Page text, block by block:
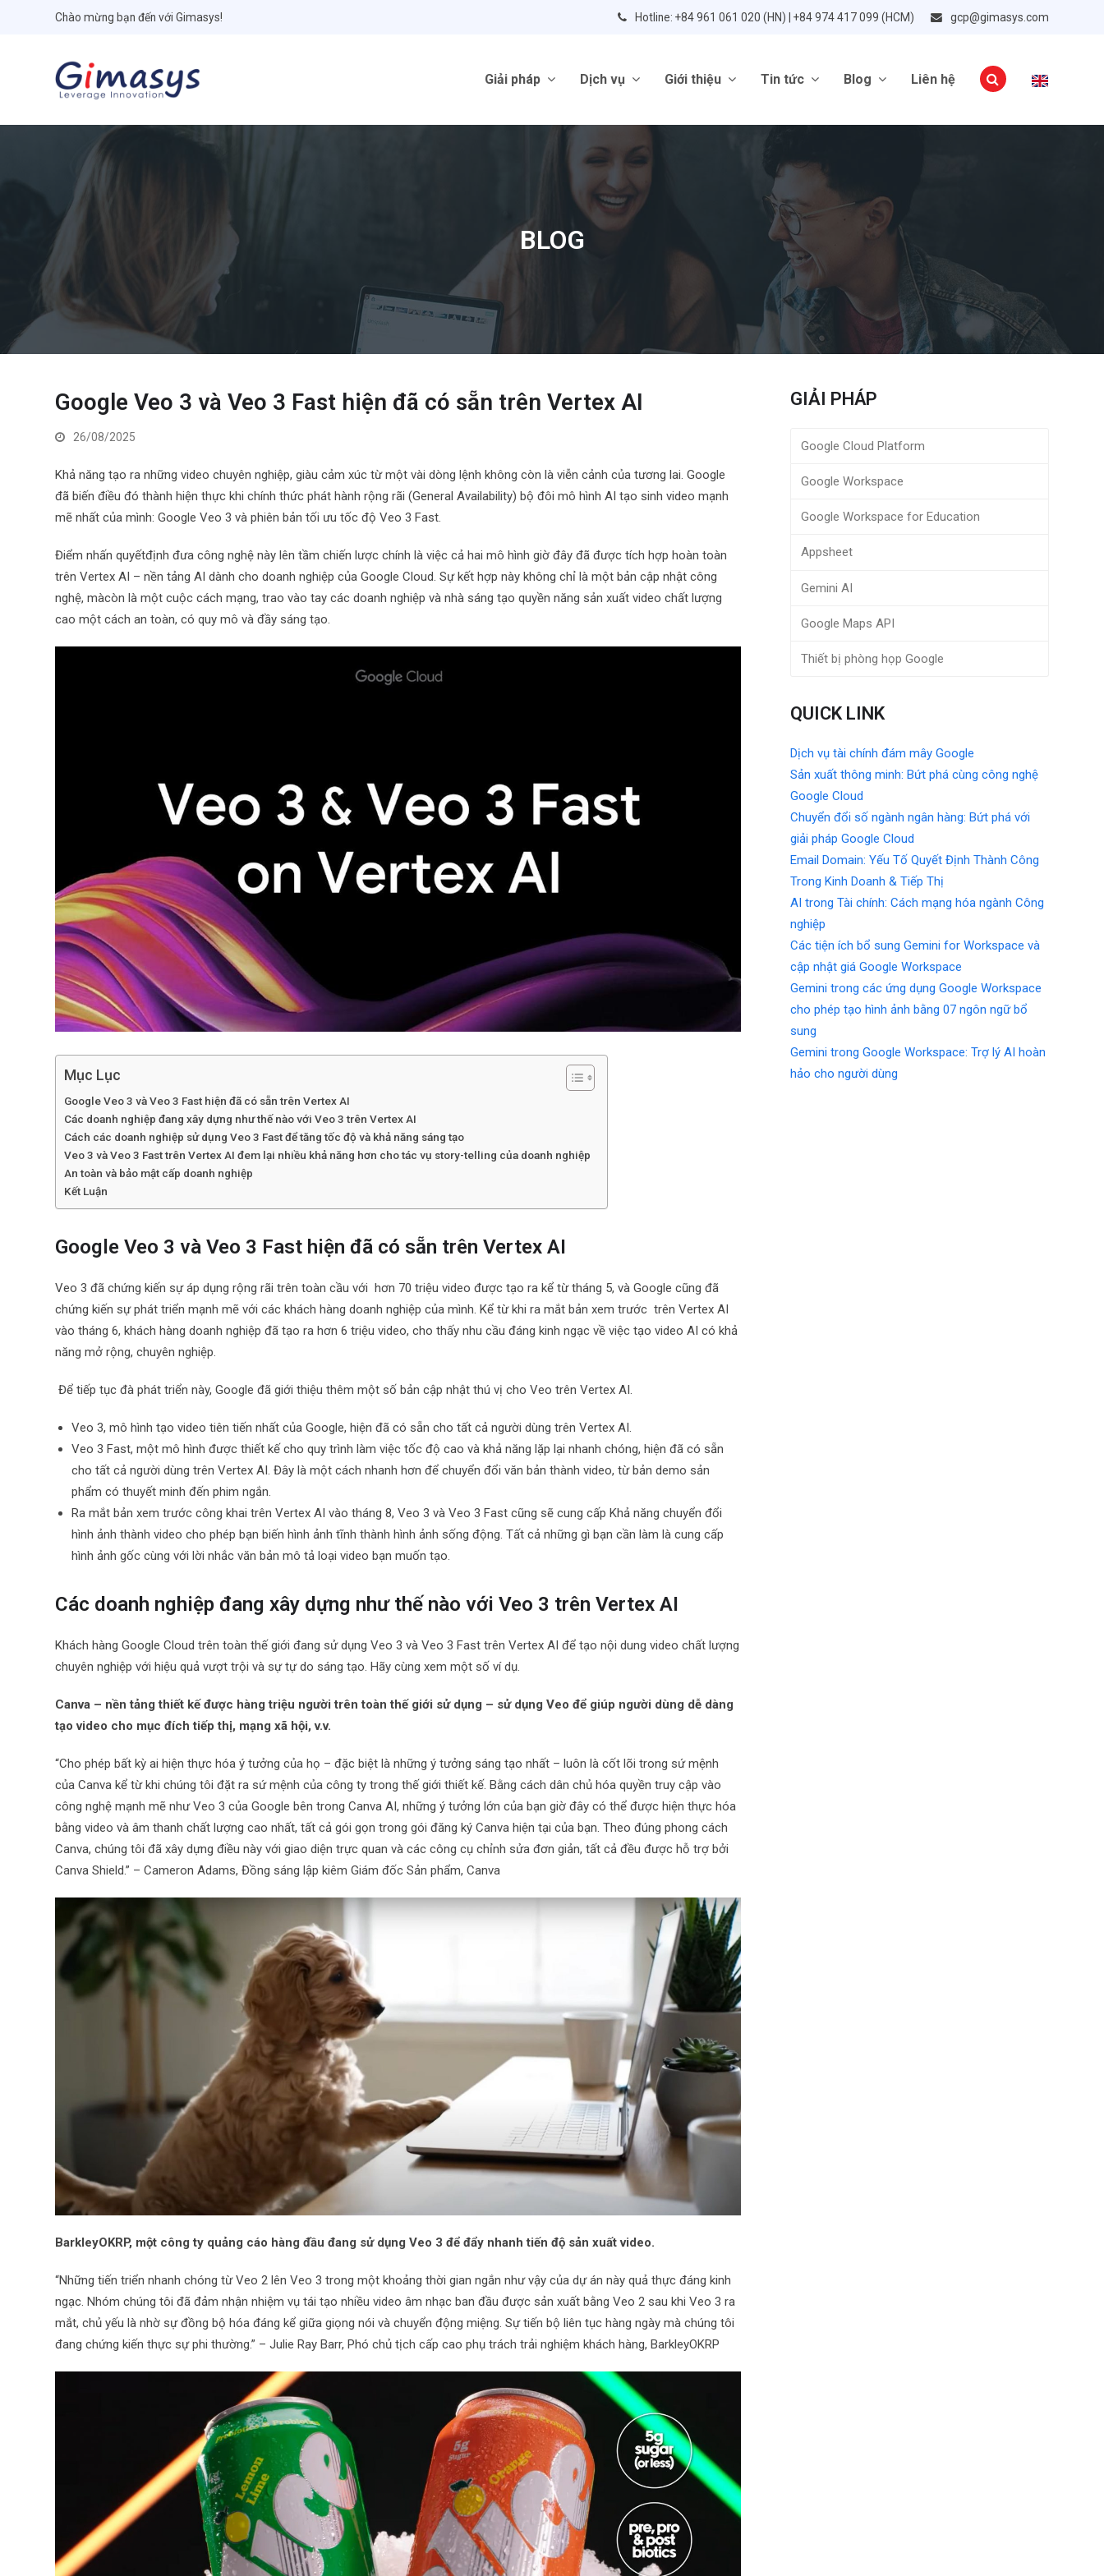
Chào mừng bạn đến với Gimasys! Hotline: +84 961 061 020 (HN) | +84 974 417 099 (HCM) gcp@gimasys.com
Giải pháp Dịch vụ Giới thiệu Tin tức Blog Liên hệ
BLOG
Google Veo 3 và Veo 3 Fast hiện đã có sẵn trên Vertex AI
26/08/2025
Khả năng tạo ra những video chuyên nghiệp, giàu cảm xúc từ một vài dòng lệnh không còn là viễn cảnh của tương lai. Google
đã biến điều đó thành hiện thực khi chính thức phát hành rộng rãi (General Availability) bộ đôi mô hình AI tạo sinh video mạnh
mẽ nhất của mình: Google Veo 3 và phiên bản tối ưu tốc độ Veo 3 Fast.
Điểm nhấn quyếtđịnh đưa công nghệ này lên tầm chiến lược chính là việc cả hai mô hình giờ đây đã được tích hợp hoàn toàn
trên Vertex AI – nền tảng AI dành cho doanh nghiệp của Google Cloud. Sự kết hợp này không chỉ là một bản cập nhật công
nghệ, màcòn là một cuộc cách mạng, trao vào tay các doanh nghiệp và nhà sáng tạo quyền năng sản xuất video chất lượng
cao một cách an toàn, có quy mô và đầy sáng tạo.
Mục Lục
Google Veo 3 và Veo 3 Fast hiện đã có sẵn trên Vertex AI
Các doanh nghiệp đang xây dựng như thế nào với Veo 3 trên Vertex AI
Cách các doanh nghiệp sử dụng Veo 3 Fast để tăng tốc độ và khả năng sáng tạo
Veo 3 và Veo 3 Fast trên Vertex AI đem lại nhiều khả năng hơn cho tác vụ story-telling của doanh nghiệp
An toàn và bảo mật cấp doanh nghiệp
Kết Luận
Google Veo 3 và Veo 3 Fast hiện đã có sẵn trên Vertex AI
Veo 3 đã chứng kiến sự áp dụng rộng rãi trên toàn cầu với hơn 70 triệu video được tạo ra kể từ tháng 5, và Google cũng đã
chứng kiến sự phát triển mạnh mẽ với các khách hàng doanh nghiệp của mình. Kể từ khi ra mắt bản xem trước trên Vertex AI
vào tháng 6, khách hàng doanh nghiệp đã tạo ra hơn 6 triệu video, cho thấy nhu cầu đáng kinh ngạc về việc tạo video AI có khả
năng mở rộng, chuyên nghiệp.
Để tiếp tục đà phát triển này, Google đã giới thiệu thêm một số bản cập nhật thú vị cho Veo trên Vertex AI.
Veo 3, mô hình tạo video tiên tiến nhất của Google, hiện đã có sẵn cho tất cả người dùng trên Vertex AI.
Veo 3 Fast, một mô hình được thiết kế cho quy trình làm việc tốc độ cao và khả năng lặp lại nhanh chóng, hiện đã có sẵn
cho tất cả người dùng trên Vertex AI. Đây là một cách nhanh hơn để chuyển đổi văn bản thành video, từ bản demo sản
phẩm có thuyết minh đến phim ngắn.
Ra mắt bản xem trước công khai trên Vertex AI vào tháng 8, Veo 3 và Veo 3 Fast cũng sẽ cung cấp Khả năng chuyển đổi
hình ảnh thành video cho phép bạn biến hình ảnh tĩnh thành hình ảnh sống động. Tất cả những gì bạn cần làm là cung cấp
hình ảnh gốc cùng với lời nhắc văn bản mô tả loại video bạn muốn tạo.
Các doanh nghiệp đang xây dựng như thế nào với Veo 3 trên Vertex AI
Khách hàng Google Cloud trên toàn thế giới đang sử dụng Veo 3 và Veo 3 Fast trên Vertex AI để tạo nội dung video chất lượng
chuyên nghiệp với hiệu quả vượt trội và sự tự do sáng tạo. Hãy cùng xem một số ví dụ.
Canva – nền tảng thiết kế được hàng triệu người trên toàn thế giới sử dụng – sử dụng Veo để giúp người dùng dễ dàng
tạo video cho mục đích tiếp thị, mạng xã hội, v.v.
“Cho phép bất kỳ ai hiện thực hóa ý tưởng của họ – đặc biệt là những ý tưởng sáng tạo nhất – luôn là cốt lõi trong sứ mệnh
của Canva kể từ khi chúng tôi đặt ra sứ mệnh của công ty trong thế giới thiết kế. Bằng cách dân chủ hóa quyền truy cập vào
công nghệ mạnh mẽ như Veo 3 của Google bên trong Canva AI, những ý tưởng lớn của bạn giờ đây có thể được hiện thực hóa
bằng video và âm thanh chất lượng cao nhất, tất cả gói gọn trong gói đăng ký Canva hiện tại của bạn. Theo đúng phong cách
Canva, chúng tôi đã xây dựng điều này với giao diện trực quan và các công cụ chỉnh sửa đơn giản, tất cả đều được hỗ trợ bởi
Canva Shield.” – Cameron Adams, Đồng sáng lập kiêm Giám đốc Sản phẩm, Canva
BarkleyOKRP, một công ty quảng cáo hàng đầu đang sử dụng Veo 3 để đẩy nhanh tiến độ sản xuất video.
“Những tiến triển nhanh chóng từ Veo 2 lên Veo 3 trong một khoảng thời gian ngắn như vậy của dự án này quả thực đáng kinh
ngạc. Nhóm chúng tôi đã đảm nhận nhiệm vụ tái tạo nhiều video âm nhạc ban đầu được sản xuất bằng Veo 2 sau khi Veo 3 ra
mắt, chủ yếu là nhờ sự đồng bộ hóa đáng kể giữa giọng nói và chuyển động miệng. Sự tiến bộ liên tục hàng ngày mà chúng tôi
đang chứng kiến thực sự phi thường.” – Julie Ray Barr, Phó chủ tịch cấp cao phụ trách trải nghiệm khách hàng, BarkleyOKRP
GIẢI PHÁP
Google Cloud Platform
Google Workspace
Google Workspace for Education
Appsheet
Gemini AI
Google Maps API
Thiết bị phòng họp Google
QUICK LINK
Dịch vụ tài chính đám mây Google
Sản xuất thông minh: Bứt phá cùng công nghệ
Google Cloud
Chuyển đổi số ngành ngân hàng: Bứt phá với
giải pháp Google Cloud
Email Domain: Yếu Tố Quyết Định Thành Công
Trong Kinh Doanh & Tiếp Thị
AI trong Tài chính: Cách mạng hóa ngành Công
nghiệp
Các tiện ích bổ sung Gemini for Workspace và
cập nhật giá Google Workspace
Gemini trong các ứng dụng Google Workspace
cho phép tạo hình ảnh bằng 07 ngôn ngữ bổ
sung
Gemini trong Google Workspace: Trợ lý AI hoàn
hảo cho người dùng